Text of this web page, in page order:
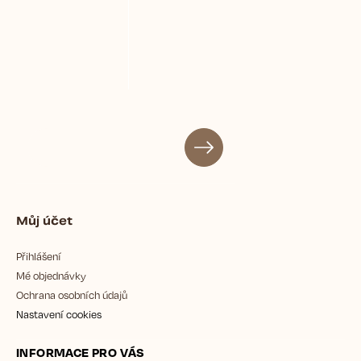
Můj účet
Přihlášení
Mé objednávky
Ochrana osobních údajů
Nastavení cookies
INFORMACE PRO VÁS